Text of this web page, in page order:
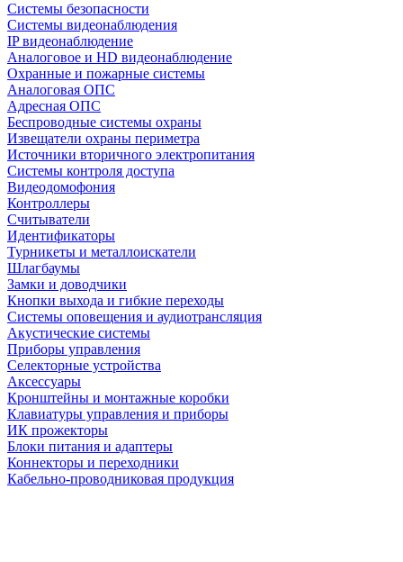
Системы безопасности
Системы видеонаблюдения
IP видеонаблюдение
Аналоговое и HD видеонаблюдение
Охранные и пожарные системы
Аналоговая ОПС
Адресная ОПС
Беспроводные системы охраны
Извещатели охраны периметра
Источники вторичного электропитания
Системы контроля доступа
Видеодомофония
Контроллеры
Считыватели
Идентификаторы
Турникеты и металлоискатели
Шлагбаумы
Замки и доводчики
Кнопки выхода и гибкие переходы
Системы оповещения и аудиотрансляция
Акустические системы
Приборы управления
Селекторные устройства
Аксессуары
Кронштейны и монтажные коробки
Клавиатуры управления и приборы
ИК прожекторы
Блоки питания и адаптеры
Коннекторы и переходники
Кабельно-проводниковая продукция